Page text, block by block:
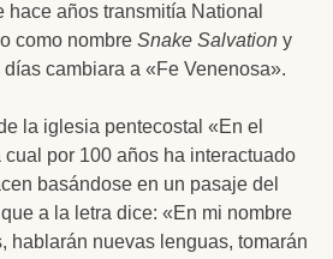
hace años transmitía National
como nombre Snake Salvation y
cambiara a «Fe Venenosa».
la iglesia pentecostal «En el
por 100 años ha interactuado
basándose en un pasaje del
a la letra dice: «En mi nombre
hablarán nuevas lenguas, tomarán